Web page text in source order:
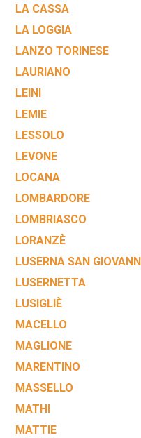
LA CASSA
LA LOGGIA
LANZO TORINESE
LAURIANO
LEINI
LEMIE
LESSOLO
LEVONE
LOCANA
LOMBARDORE
LOMBRIASCO
LORANZÈ
LUSERNA SAN GIOVANNI
LUSERNETTA
LUSIGLIÈ
MACELLO
MAGLIONE
MARENTINO
MASSELLO
MATHI
MATTIE